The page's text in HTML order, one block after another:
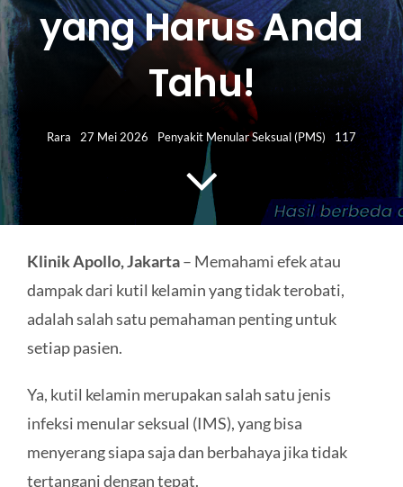
for:yang Harus Anda
Tahu!
Rara 27 Mei 2026 Penyakit Menular Seksual (PMS) 117
Klinik Apollo, Jakarta– Memahami efek atau
dampak dari kutil kelamin yang tidak terobati,
adalah salah satu pemahaman penting untuk
setiap pasien.
Ya, kutil kelamin merupakan salah satu jenis
infeksi menular seksual (IMS), yang bisa
menyerang siapa saja dan berbahaya jika tidak
tertangani dengan tepat.